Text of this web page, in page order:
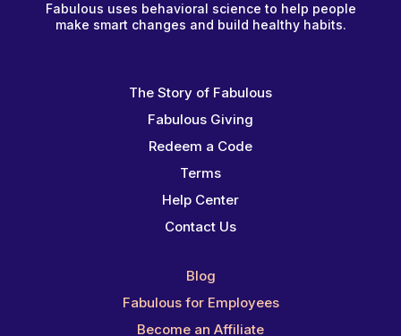
Fabulous uses behavioral science to help people
make smart changes and build healthy habits.
The Story of Fabulous
Fabulous Giving
Redeem a Code
Terms
Help Center
Contact Us
Blog
Fabulous for Employees
Become an Affiliate